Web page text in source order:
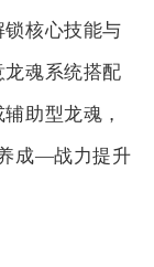
核心技能与
魂系统搭配
助型龙魂，
成—战力提升